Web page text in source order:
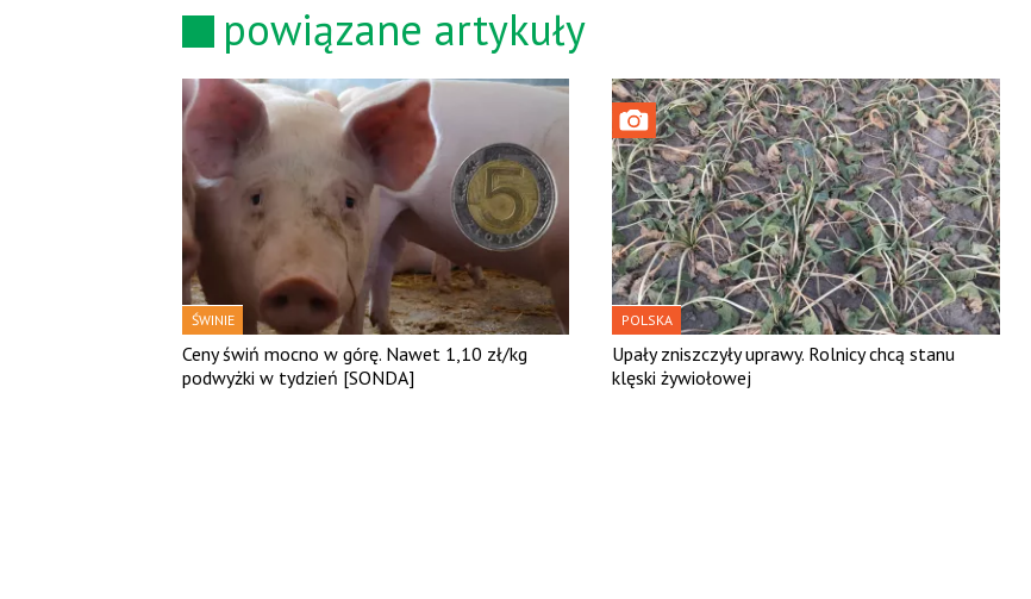
powiązane artykuły
ŚWINIE
Ceny świń mocno w górę. Nawet 1,10 zł/kg
podwyżki w tydzień [SONDA]
POLSKA
Upały zniszczyły uprawy. Rolnicy chcą stanu
klęski żywiołowej